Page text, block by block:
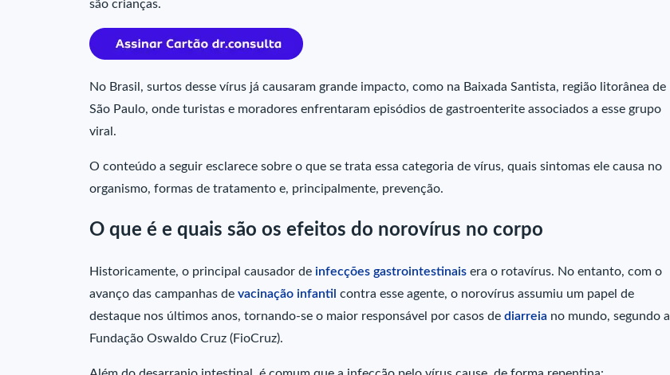
são crianças.
No Brasil, surtos desse vírus já causaram grande impacto, como na Baixada Santista, região litorânea de
São Paulo, onde turistas e moradores enfrentaram episódios de gastroenterite associados a esse grupo
viral.
O conteúdo a seguir esclarece sobre o que se trata essa categoria de vírus, quais sintomas ele causa no
organismo, formas de tratamento e, principalmente, prevenção.
O que é e quais são os efeitos do norovírus no corpo
Historicamente, o principal causador de infecções gastrointestinais era o rotavírus. No entanto, com o
avanço das campanhas de vacinação infantil contra esse agente, o norovírus assumiu um papel de
destaque nos últimos anos, tornando-se o maior responsável por casos de diarreia no mundo, segundo a
Fundação Oswaldo Cruz (FioCruz).